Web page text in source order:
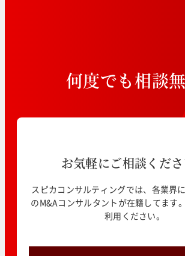
何度でも相談無
お気軽にご相談くださ
スピカコンサルティングでは、各業界
のM&Aコンサルタントが在籍してます
利用ください。